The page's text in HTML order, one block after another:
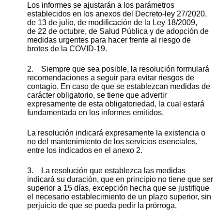
Los informes se ajustarán a los parámetros
establecidos en los anexos del Decreto-ley 27/2020,
de 13 de julio, de modificación de la Ley 18/2009,
de 22 de octubre, de Salud Pública y de adopción de
medidas urgentes para hacer frente al riesgo de
brotes de la COVID-19.
2. Siempre que sea posible, la resolución formulará
recomendaciones a seguir para evitar riesgos de
contagio. En caso de que se establezcan medidas de
carácter obligatorio, se tiene que advertir
expresamente de esta obligatoriedad, la cual estará
fundamentada en los informes emitidos.
La resolución indicará expresamente la existencia o
no del mantenimiento de los servicios esenciales,
entre los indicados en el anexo 2.
3. La resolución que establezca las medidas
indicará su duración, que en principio no tiene que ser
superior a 15 días, excepción hecha que se justifique
el necesario establecimiento de un plazo superior, sin
perjuicio de que se pueda pedir la prórroga,